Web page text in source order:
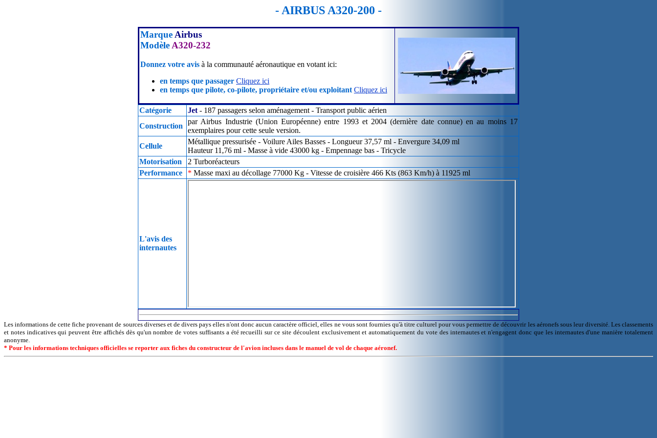
- AIRBUS A320-200 -
Marque Airbus
Modèle A320-232
Donnez votre avis à la communauté aéronautique en votant ici:
en temps que passager Cliquez ici
en temps que pilote, co-pilote, propriétaire et/ou exploitant Cliquez ici
Catégorie Jet - 187 passagers selon aménagement - Transport public aérien
Construction
par Airbus Industrie (Union Européenne) entre 1993 et 2004 (dernière date connue) en au moins 17
exemplaires pour cette seule version.
Cellule
Métallique pressurisée - Voilure Ailes Basses - Longueur 37,57 ml - Envergure 34,09 ml
Hauteur 11,76 ml - Masse à vide 43000 kg - Empennage bas - Tricycle
Motorisation
2 Turboréacteurs
Performance
* Masse maxi au décollage 77000 Kg - Vitesse de croisière 466 Kts (863 Km/h) à 11925 ml
L'avis des
internautes
Les informations de cette fiche provenant de sources diverses et de divers pays elles n'ont donc aucun caractère officiel, elles ne vous sont fournies qu'à titre culturel pour vous permettre de découvrir les aéronefs sous leur diversité. Les classements
et notes indicatives qui peuvent être affichés dès qu'un nombre de votes suffisants a été recueilli sur ce site découlent exclusivement et automatiquement du vote des internautes et n'engagent donc que les internautes d'une manière totalement
anonyme.
* Pour les informations techniques officielles se reporter aux fiches du constructeur de l'avion incluses dans le manuel de vol de chaque aéronef.